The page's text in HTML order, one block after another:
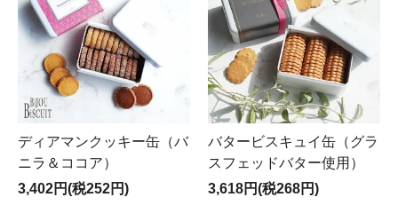
ディアマンクッキー缶（バ
ニラ＆ココア）
3,402円(税252円)
バタービスキュイ缶（グラ
スフェッドバター使用）
3,618円(税268円)